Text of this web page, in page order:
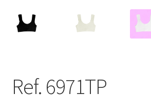
Ref. 6971TP